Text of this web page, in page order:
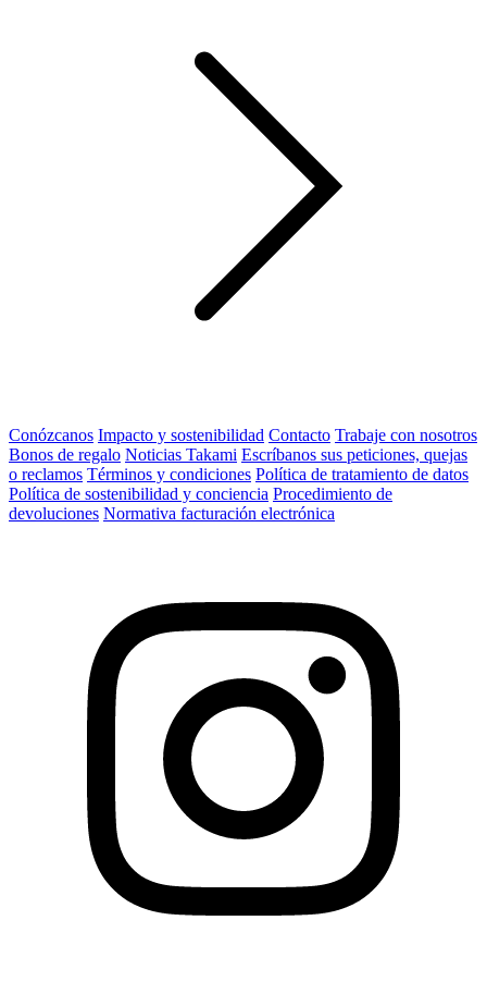
Conózcanos Impacto y sostenibilidad Contacto Trabaje con nosotros
Bonos de regalo Noticias Takami Escríbanos sus peticiones, quejas
o reclamos Términos y condiciones Política de tratamiento de datos
Política de sostenibilidad y conciencia Procedimiento de
devoluciones Normativa facturación electrónica